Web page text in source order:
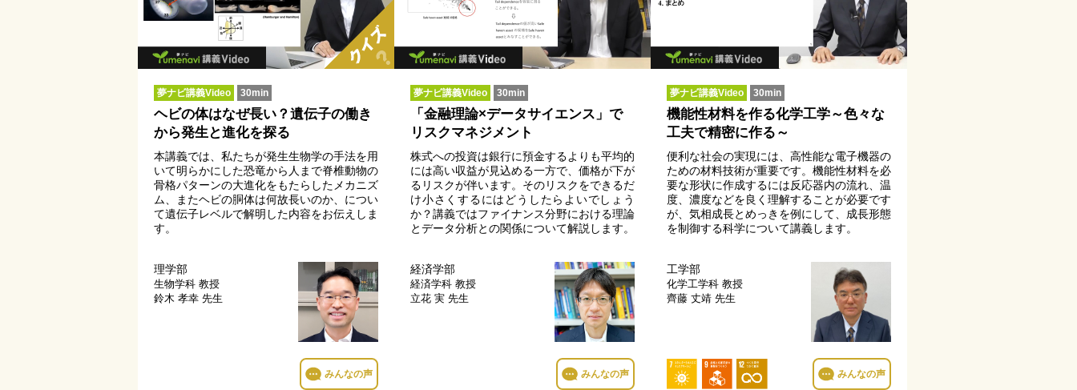
夢ナビ講義Video 30min
ヘビの体はなぜ長い？遺伝子の働き
から発生と進化を探る
本講義では、私たちが発生生物学の手法を用
いて明らかにした恐竜から人まで脊椎動物の
骨格パターンの大進化をもたらしたメカニズ
ム、またヘビの胴体は何故長いのか、につい
て遺伝子レベルで解明した内容をお伝えしま
す。
理学部
生物学科 教授
鈴木 孝幸 先生
みんなの声
夢ナビ講義Video 30min
「金融理論×データサイエンス」で
リスクマネジメント
株式への投資は銀行に預金するよりも平均的
には高い収益が見込める一方で、価格が下が
るリスクが伴います。そのリスクをできるだ
け小さくするにはどうしたらよいでしょう
か？講義ではファイナンス分野における理論
とデータ分析との関係について解説します。
経済学部
経済学科 教授
立花 実 先生
みんなの声
夢ナビ講義Video 30min
機能性材料を作る化学工学～色々な
工夫で精密に作る～
便利な社会の実現には、高性能な電子機器の
ための材料技術が重要です。機能性材料を必
要な形状に作成するには反応器内の流れ、温
度、濃度などを良く理解することが必要です
が、気相成長とめっきを例にして、成長形態
を制御する科学について講義します。
工学部
化学工学科 教授
齊藤 丈靖 先生
みんなの声